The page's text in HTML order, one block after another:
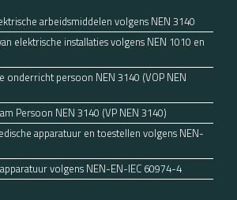
arbeidsmiddelen volgens NEN 3140
elektrische installaties volgens NEN 1010 en
onderricht persoon NEN 3140 (VOP NEN
Persoon NEN 3140 (VP NEN 3140)
apparatuur en toestellen volgens NEN-
volgens NEN-EN-IEC 60974-4